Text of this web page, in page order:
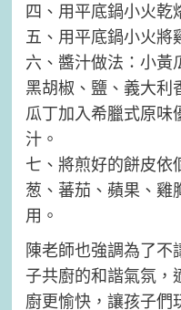
四、用平底鍋小火乾
五、用平底鍋小火將
六、醬汁做法：小黃
黑胡椒、鹽、義大利
瓜丁加入希臘式原味
汁。
七、將煎好的餅皮依
葱、蕃茄、蘋果、雞
用。
陳老師也強調為了不
子共廚的和諧氣氛，
廚更愉快，讓孩子們